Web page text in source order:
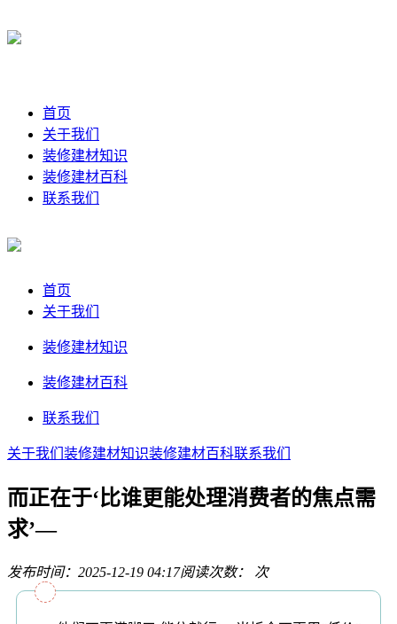
首页
关于我们
装修建材知识
装修建材百科
联系我们
首页
关于我们
装修建材知识
装修建材百科
联系我们
关于我们 装修建材知识装修建材百科联系我们
而正在于‘比谁更能处理消费者的焦点需
求’—
发布时间：2025-12-19 04:17阅读次数： 次